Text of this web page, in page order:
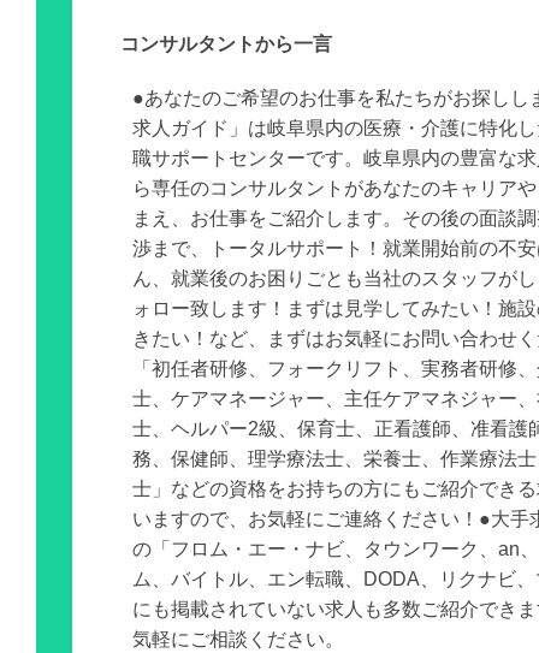
コンサルタントから一言
●あなたのご希望のお仕事を私たちがお探しし
求人ガイド」は岐阜県内の医療・介護に特化
職サポートセンターです。岐阜県内の豊富な
ら専任のコンサルタントがあなたのキャリア
まえ、お仕事をご紹介します。その後の面談
渉まで、トータルサポート！就業開始前の不
ん、就業後のお困りごとも当社のスタッフが
ォロー致します！まずは見学してみたい！施
きたい！など、まずはお気軽にお問い合わせ
「初任者研修、フォークリフト、実務者研修
士、ケアマネージャー、主任ケアマネジャー
士、ヘルパー2級、保育士、正看護師、准看護
務、保健師、理学療法士、栄養士、作業療法
士」などの資格をお持ちの方にもご紹介でき
いますので、お気軽にご連絡ください！●大手
の「フロム・エー・ナビ、タウンワーク、an
ム、バイトル、エン転職、DODA、リクナビ
にも掲載されていない求人も多数ご紹介でき
気軽にご相談ください。